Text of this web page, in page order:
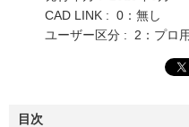
CAD LINK : 0：無し
ユーザー区分 : 2：プロ用
目次